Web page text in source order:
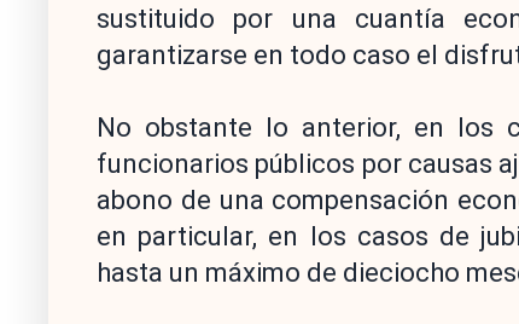
sustituido por una cuantía
garantizarse en todo caso el
No obstante lo anterior, en los
funcionarios públicos por causas
abono de una compensación
en particular, en los casos de
hasta un máximo de dieciocho